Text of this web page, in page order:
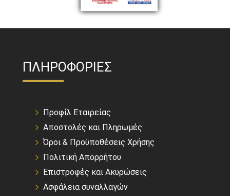
ΠΛΗΡΟΦΟΡΙΕΣ
Προφίλ Εταιρείας
Αποστολές και Πληρωμές
Όροι & Προϋποθέσεις Χρήσης
Πολιτική Απορρήτου
Επιστροφές και Ακυρώσεις
Ασφάλεια συναλλαγών